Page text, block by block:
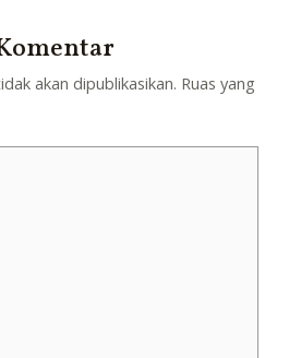
akan dipublikasikan. Ruas yang